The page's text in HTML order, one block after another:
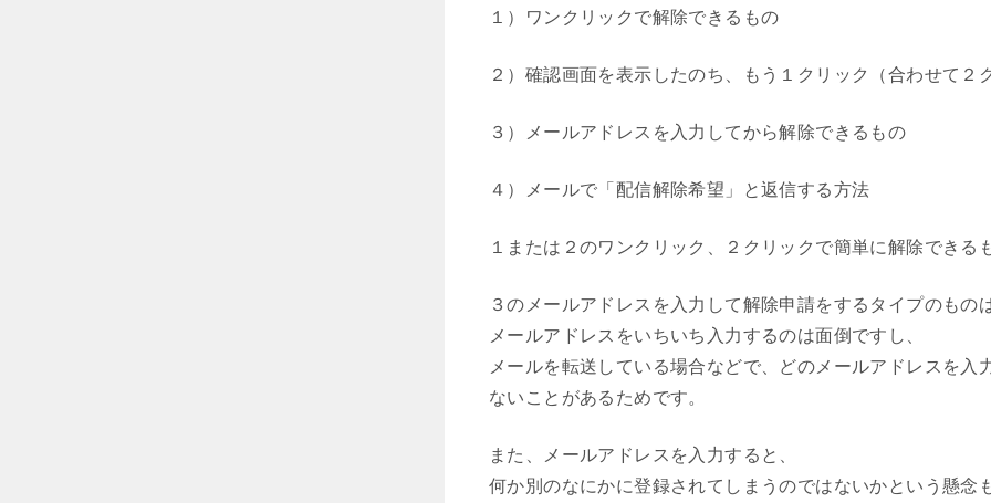
１）ワンクリックで解除できるもの
２）確認画面を表示したのち、もう１クリック（合わせて２
３）メールアドレスを入力してから解除できるもの
４）メールで「配信解除希望」と返信する方法
１または２のワンクリック、２クリックで簡単に解除できる
３のメールアドレスを入力して解除申請をするタイプのもの
メールアドレスをいちいち入力するのは面倒ですし、
メールを転送している場合などで、どのメールアドレスを
ないことがあるためです。
また、メールアドレスを入力すると、
何か別のなにかに登録されてしまうのではないかという懸念